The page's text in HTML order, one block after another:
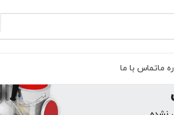
ماتماس با ما